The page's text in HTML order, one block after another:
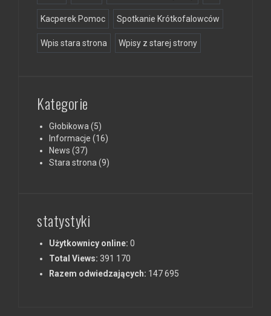
Kacperek Pomoc Spotkanie Krótkofalowców
Wpis stara strona Wpisy z starej strony
Kategorie
Głobikowa (5)
Informacje (16)
News (37)
Stara strona (9)
statystyki
Użytkownicy online: 0
Total Views: 391 170
Razem odwiedzających: 147 695